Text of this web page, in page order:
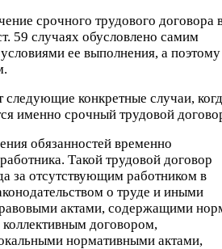
срочного трудового договора
59 случаях обусловлено самим
ее выполнения, а поэтому
следующие конкретные случаи,
именно срочный трудовой
обязанностей временно
Такой трудовой договор
за отсутствующим работником в
о труде и иными
актами, содержащими
коллективным договором,
нормативными актами,